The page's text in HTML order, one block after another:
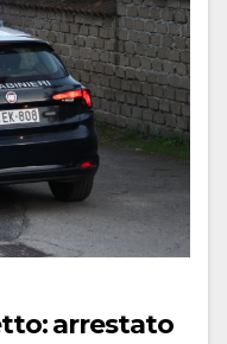
arrestato